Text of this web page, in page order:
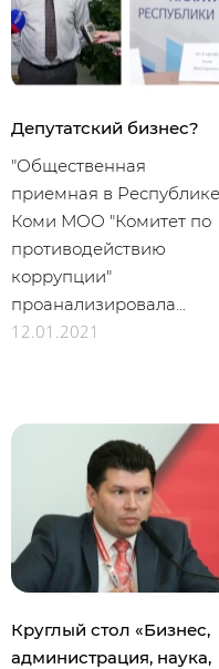
Депутатский бизнес?
"Общественная
приемная в Республике
Коми МОО "Комитет по
противодействию
коррупции"
проанализировала...
12.01.2021
Круглый стол «Бизнес,
администрация, наука,